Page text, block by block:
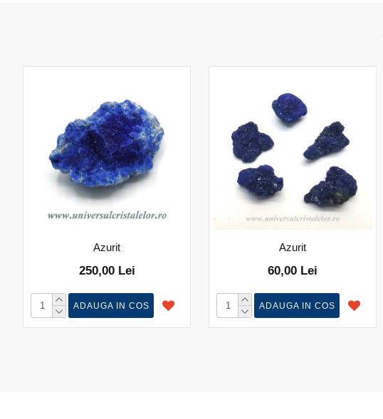
Azurit
250,00 Lei
ADAUGA IN COS
Azurit
60,00 Lei
ADAUGA IN COS